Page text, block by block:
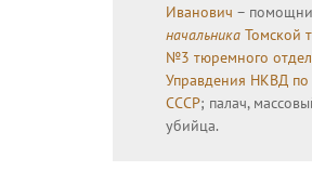
Иванович –
начальника Томской
№3 тюремного
Управдения НКВД
СССР; палач,
убийца.